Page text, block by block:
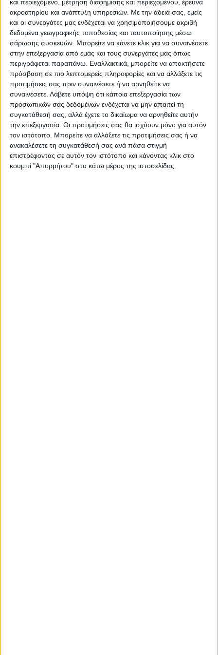
και περιεχόμενο, μέτρηση διαφήμισης και περιεχομένου, έρευνα
ακροατηρίου και ανάπτυξη υπηρεσιών. Με την άδειά σας, εμείς
και οι συνεργάτες μας ενδέχεται να χρησιμοποιήσουμε ακριβή
δεδομένα γεωγραφικής τοποθεσίας και ταυτοποίησης μέσω
σάρωσης συσκευών. Μπορείτε να κάνετε κλικ για να συναινέσετε
στην επεξεργασία από εμάς και τους συνεργάτες μας όπως
περιγράφεται παραπάνω. Εναλλακτικά, μπορείτε να αποκτήσετε
πρόσβαση σε πιο λεπτομερείς πληροφορίες και να αλλάξετε τις
προτιμήσεις σας πριν συναινέσετε ή να αρνηθείτε να
συναινέσετε. Λάβετε υπόψη ότι κάποια επεξεργασία των
προσωπικών σας δεδομένων ενδέχεται να μην απαιτεί τη
συγκατάθεσή σας, αλλά έχετε το δικαίωμα να αρνηθείτε αυτήν
την επεξεργασία. Οι προτιμήσεις σας θα ισχύουν μόνο για αυτόν
τον ιστότοπο. Μπορείτε να αλλάξετε τις προτιμήσεις σας ή να
ανακαλέσετε τη συγκατάθεσή σας ανά πάσα στιγμή
επιστρέφοντας σε αυτόν τον ιστότοπο και κάνοντας κλικ στο
κουμπί "Απορρήτου" στο κάτω μέρος της ιστοσελίδας.
και βάζουν, «την ουρίτσα τους στο στόμα
μου». Όπως περιέγραψε το παιδί «εκείνοι
γελάνε» και «αυτά γίνονταν αμέτρητες
φορές». Ακόμη, είπε ότι κάποιος από τους
θείους του «έβαλε την ουρίτσα του στο χέρι
του και αλλού».
Σύμφωνα με τις ίδιες πληροφορίες, οι τρεις
άντρες απειλούσαν το παιδί ότι «θα
σκοτώσουν τη γιαγιά και θα το δείρουν αν
το πει». «Έκλαιγα. Προσπαθούσα να μιλήσω
αλλά μου έκλειναν το στόμα», περιέγραψε
το παιδί σε ψυχολόγους, ενώ όταν το